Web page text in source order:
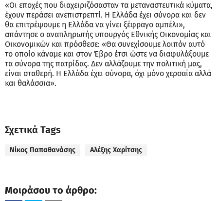
«Οι εποχές που διαχειριζόσασταν τα μεταναστευτικά κύματα,
έχουν περάσει ανεπιστρεπτί. Η Ελλάδα έχει σύνορα και δεν
θα επιτρέψουμε η Ελλάδα να γίνει ξέφραγο αμπέλι»,
απάντησε ο αναπληρωτής υπουργός Εθνικής Οικονομίας και
Οικονομικών και πρόσθεσε: «Θα συνεχίσουμε λοιπόν αυτό
το οποίο κάναμε και στον Έβρο έτσι ώστε να διαφυλάξουμε
τα σύνορα της πατρίδας. Δεν αλλάζουμε την πολιτική μας,
είναι σταθερή. Η Ελλάδα έχει σύνορα, όχι μόνο χερσαία αλλά
και θαλάσσια».
Σχετικά Tags
Νίκος Παπαθανάσης Αλέξης Χαρίτσης
Μοιράσου το άρθρο: